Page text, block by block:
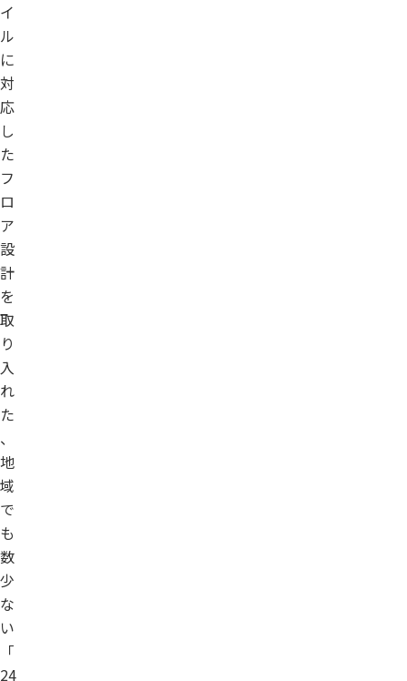
イ
ル
に
対
応
し
た
フ
ロ
ア
設
計
を
取
り
入
れ
た
、
地
域
で
も
数
少
な
い
「
24